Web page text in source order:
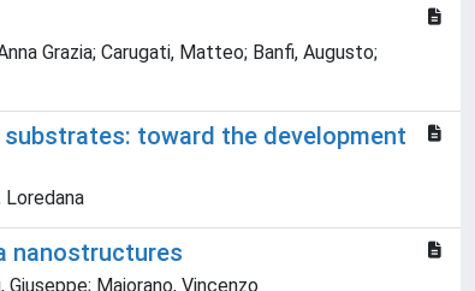
Grazia; Carugati, Matteo; Banfi, Augusto;
toward the development
Loredana
nanostructures
Maiorano, Vincenzo